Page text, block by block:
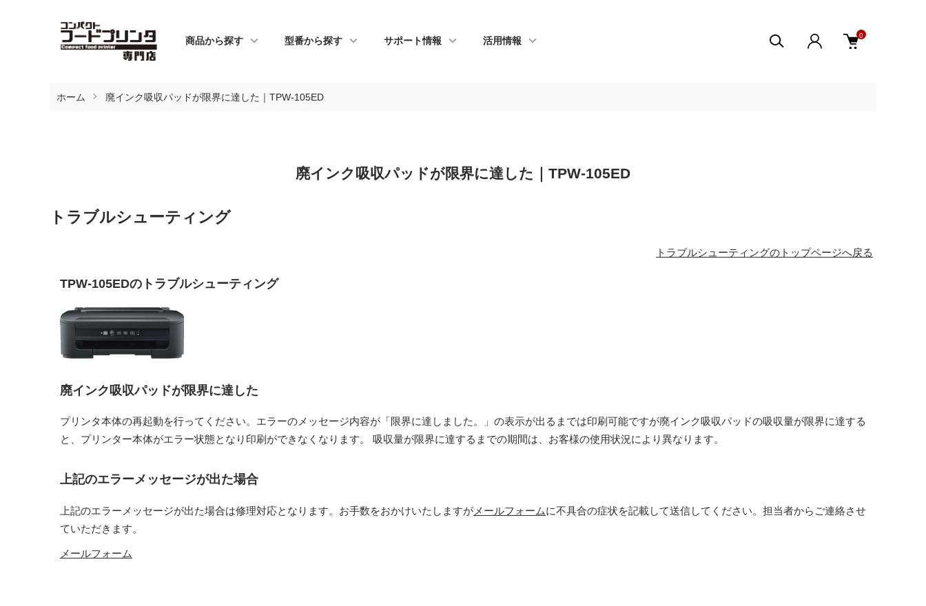
商品から探す 型番から探す サポート情報 活用情報
0
ホーム 廃インク吸収パッドが限界に達した｜TPW-105ED
廃インク吸収パッドが限界に達した｜TPW-105ED
トラブルシューティング
トラブルシューティングのトップページへ戻る
TPW-105EDのトラブルシューティング
廃インク吸収パッドが限界に達した
プリンタ本体の再起動を行ってください。エラーのメッセージ内容が「限界に達しました。」の表示が出るまでは印刷可能ですが廃インク吸収パッドの吸収量が限界に達する
と、プリンター本体がエラー状態となり印刷ができなくなります。 吸収量が限界に達するまでの期間は、お客様の使用状況により異なります。
上記のエラーメッセージが出た場合
上記のエラーメッセージが出た場合は修理対応となります。お手数をおかけいたしますが メールフォームに不具合の症状を記載して送信してください。担当者からご連絡させ
ていただきます。
メールフォーム